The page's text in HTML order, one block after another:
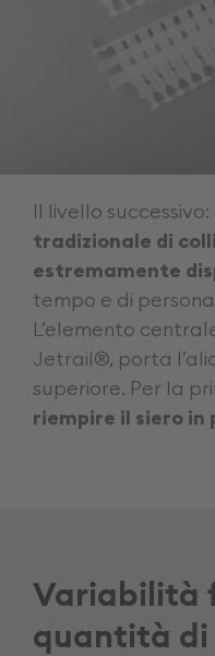
Il livello successivo:
tradizionale di
estremamente
tempo e di
L’elemento
Jetrail®, porta
superiore. Per la
riempire il siero in
Variabilità
quantità di